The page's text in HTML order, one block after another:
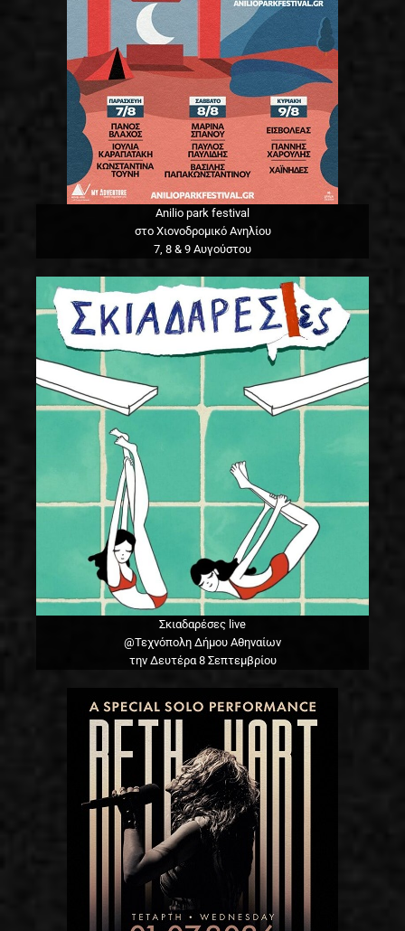
Anilio park festival
στο Χιονοδρομικό Ανηλίου
7, 8 & 9 Αυγούστου
Σκιαδαρέσες live
@Τεχνόπολη Δήμου Αθηναίων
την Δευτέρα 8 Σεπτεμβρίου